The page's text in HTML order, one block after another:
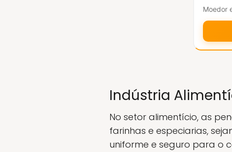
Moedor
Indústria
No setor alimentício, as
farinhas e especiarias,
uniforme e seguro para o